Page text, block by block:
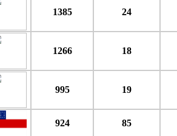
1385 24
1266 18
995 19
924 85